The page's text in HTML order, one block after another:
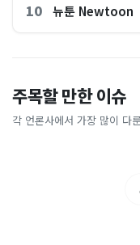
10 뉴툰 Newtoon
주목할 만한 이슈
각 언론사에서 가장 많이 다
'축협 성접대' 해외도 발
일본은 '심판 3명' 실명 공
JTBC
“이걸 버려? 말아?”···싱
구석에서 발견한 3년 묵